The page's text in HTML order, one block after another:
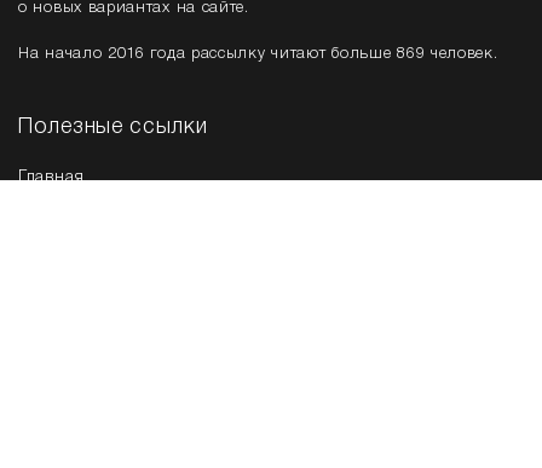
о новых вариантах на сайте.
На начало 2016 года рассылку читают больше 869 человек.
Полезные ссылки
Главная